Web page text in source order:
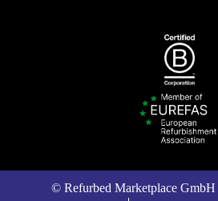
© Refurbed Marketplace GmbH